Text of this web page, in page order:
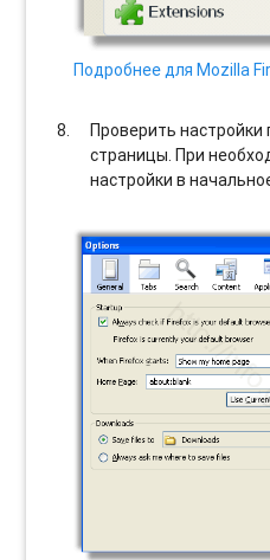
Подробнее для Mozilla
Проверить
страницы. При
настройки в